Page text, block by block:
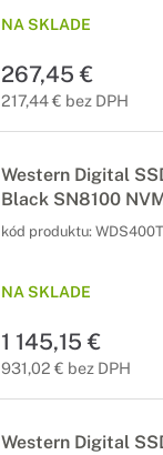
NA SKLADE
267,45 €
217,44 € bez DPH
Western Digital
Black SN8100
kód produktu:
NA SKLADE
1 145,15 €
931,02 € bez DPH
Western Digital